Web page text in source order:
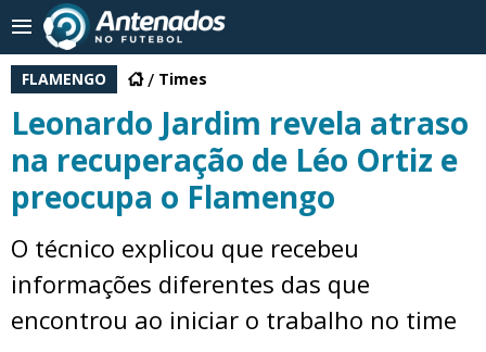
FLAMENGO Times
Leonardo Jardim revela atraso
na recuperação de Léo Ortiz e
preocupa o Flamengo
O técnico explicou que recebeu
informações diferentes das que
encontrou ao iniciar o trabalho no time